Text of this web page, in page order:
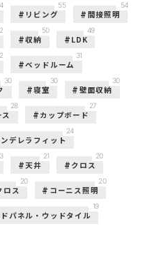
リビング
55
間接照明
54
収納
50
LDK
49
ベッドルーム
31
30
寝室
30
壁面収納
30
28
カップボード
27
デレラフィット
24
天井
21
クロス
20
ロス
20
コーニス照明
20
パネル・ウッドタイル
19